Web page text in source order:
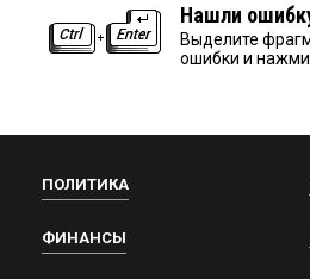
Нашли
Выделите
ошибки и
ПОЛИТИКА
ФИНАНСЫ